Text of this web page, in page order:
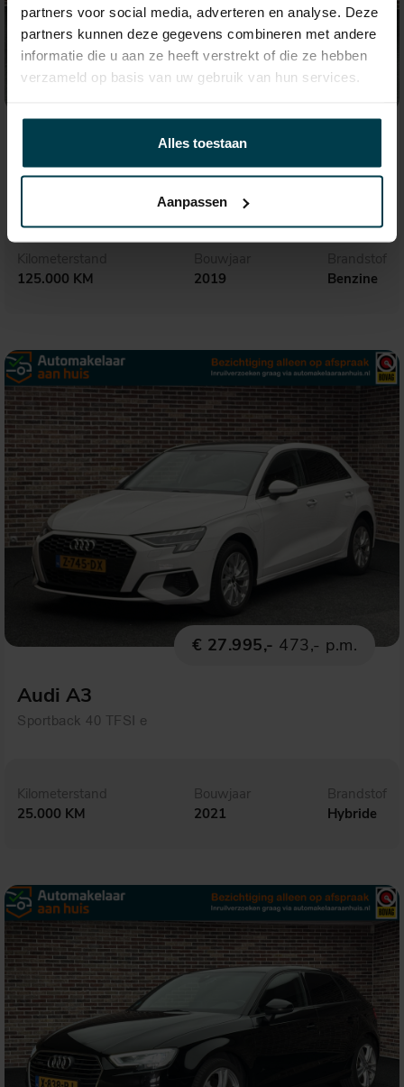
partners voor social media, adverteren en analyse. Deze
partners kunnen deze gegevens combineren met andere
informatie die u aan ze heeft verstrekt of die ze hebben
verzameld op basis van uw gebruik van hun services.
Alles toestaan
Aanpassen
Audi Q3
Kilometerstand
125.000 KM
Bouwjaar
2019
Brandstof
Benzine
€ 27.995,- 473,- p.m.
Audi A3
Sportback 40 TFSI e
Kilometerstand
25.000 KM
Bouwjaar
2021
Brandstof
Hybride